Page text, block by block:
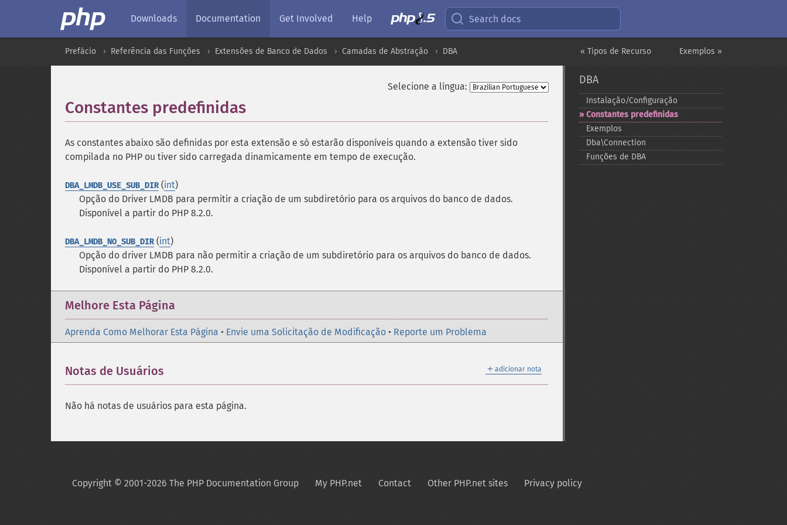
Downloads Documentation Get Involved Help Search docs
Exemplos »
« Tipos de Recurso
Prefácio Referência das Funções Extensões de Banco de Dados Camadas de Abstração DBA
Selecione a língua:
Constantes predefinidas
As constantes abaixo são definidas por esta extensão e só estarão disponíveis quando a extensão tiver sido
compilada no PHP ou tiver sido carregada dinamicamente em tempo de execução.
DBA_LMDB_USE_SUB_DIR(int)
Opção do Driver LMDB para permitir a criação de um subdiretório para os arquivos do banco de dados.
Disponível a partir do PHP 8.2.0.
DBA_LMDB_NO_SUB_DIR(int)
Opção do driver LMDB para não permitir a criação de um subdiretório para os arquivos do banco de dados.
Disponível a partir do PHP 8.2.0.
Melhore Esta Página
Aprenda Como Melhorar Esta Página • Envie uma Solicitação de Modificação • Reporte um Problema
＋ adicionar nota
Notas de Usuários
Não há notas de usuários para esta página.
DBA
Instalação/Configuração
Constantes predefinidas
Exemplos
Dba\Connection
Funções de DBA
Copyright © 2001-2026 The PHP Documentation Group My PHP.net Contact Other PHP.net sites Privacy policy